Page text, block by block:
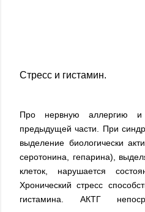
Стресс и гистамин.
Про нервную аллергию
предыдущей части. При
выделение биологически
серотонина, гепарина),
клеток, нарушается
Хронический стресс
гистамина. АКТГ